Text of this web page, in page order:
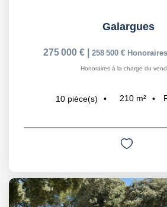
Galargues
275 000 € 258 500 €
Honoraires à la charge du
10 pièce(s) 210 m²